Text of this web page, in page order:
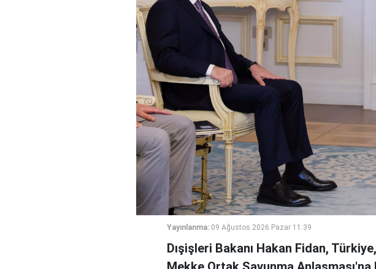
Yayınlanma: 09 Ağustos 2026 Pazar 11:39
Dışişleri Bakanı Hakan Fidan,